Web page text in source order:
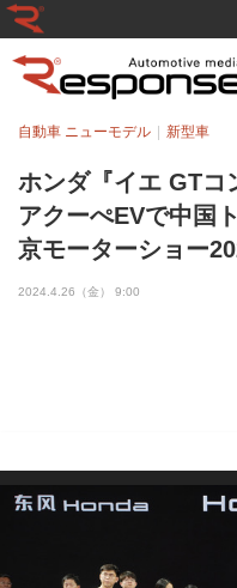
ホンダ『イエ GTコ
アクーぺEVで中国
京モーターショー
自動車 ニューモデル 新型車
2024.4.26（金） 9:00